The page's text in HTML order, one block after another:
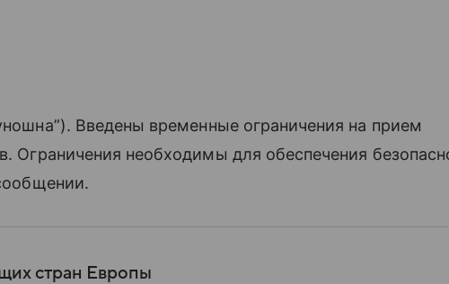
Введены временные ограничения на прием
Ограничения необходимы для обеспечения
стран Европы